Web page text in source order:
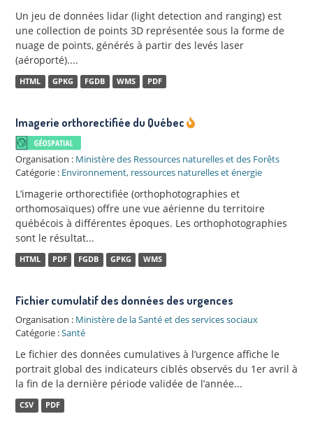
Un jeu de données lidar (light detection and ranging) est
une collection de points 3D représentée sous la forme de
nuage de points, générés à partir des levés laser
(aéroporté)....
HTML GPKG FGDB WMS PDF
Imagerie orthorectifiée du Québec
Organisation : Ministère des Ressources naturelles et des Forêts
Catégorie : Environnement, ressources naturelles et énergie
L’imagerie orthorectifiée (orthophotographies et
orthomosaïques) offre une vue aérienne du territoire
québécois à différentes époques. Les orthophotographies
sont le résultat...
HTML PDF FGDB GPKG WMS
Fichier cumulatif des données des urgences
Organisation : Ministère de la Santé et des services sociaux
Catégorie :Santé
Le fichier des données cumulatives à l’urgence affiche le
portrait global des indicateurs ciblés observés du 1er avril à
la fin de la dernière période validée de l’année...
CSV PDF